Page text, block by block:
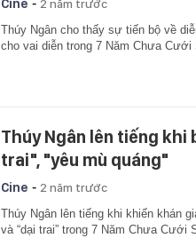
Cine - 2 năm trước
Thúy Ngân cho thấy sự tiến bộ về
cho vai diễn trong 7 Năm Chưa Cưới
Thúy Ngân lên tiếng khi
trai", "yêu mù quáng"
Cine - 2 năm trước
Thúy Ngân lên tiếng khi khiến khán
và “dại trai” trong 7 Năm Chưa Cưới